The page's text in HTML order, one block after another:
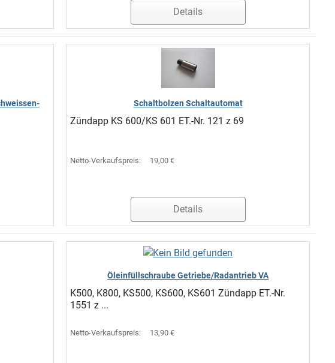
Details
Schaltbolzen Schaltautomat
Zündapp KS 600/KS 601 ET.-Nr. 121 z 69
Netto-Verkaufspreis: 19,00 €
Details
Öleinfüllschraube Getriebe/Radantrieb VA
K500, K800, KS500, KS600, KS601 Zündapp ET.-Nr.
1551 z ...
Netto-Verkaufspreis: 13,90 €